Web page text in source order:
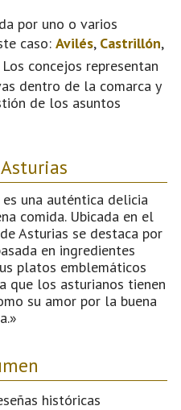
por uno o varios
caso: Avilés, Castrillón,
Los concejos representan
dentro de la comarca y
de los asuntos
una auténtica delicia
comida. Ubicada en el
Asturias se destaca por
en ingredientes
platos emblemáticos
que los asturianos tienen
su amor por la buena
históricas